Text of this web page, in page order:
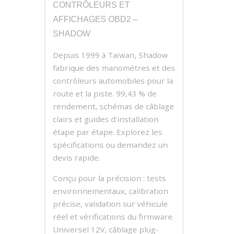
CONTRÔLEURS ET
AFFICHAGES OBD2 –
SHADOW
Depuis 1999 à Taïwan, Shadow
fabrique des manomètres et des
contrôleurs automobiles pour la
route et la piste. 99,43 % de
rendement, schémas de câblage
clairs et guides d'installation
étape par étape. Explorez les
spécifications ou demandez un
devis rapide.
Conçu pour la précision : tests
environnementaux, calibration
précise, validation sur véhicule
réel et vérifications du firmware.
Universel 12V, câblage plug-